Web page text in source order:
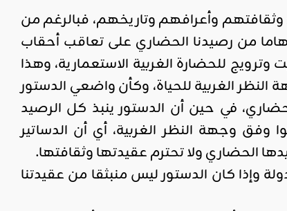
وثقافتهم وأعرافهم وتاريخهم، فبالرغم من
من رصيدنا الحضاري على تعاقب أحقاب
وترويج للحضارة الغربية الاستعمارية، وهذا
الغربية للحياة، وكأن واضعي الدستور
في حين أن الدستور ينبذ كل الرصيد
وجهة النظر الغربية، أي أن الدساتير
الحضاري ولا تحترم عقيدتها وثقافتها.
وإذا كان الدستور ليس منبثقا من عقيدتنا